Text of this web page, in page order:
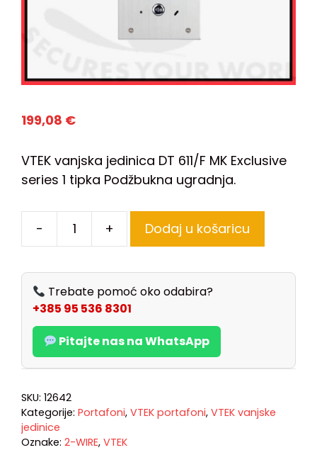
199,08 €
VTEK vanjska jedinica DT 611/F MK Exclusive
series 1 tipka Podžbukna ugradnja.
- + Dodaj u košaricu
Trebate pomoć oko odabira?
+385 95 536 8301
Pitajte nas na WhatsApp
SKU: 12642
Kategorije: Portafoni, VTEK portafoni, VTEK vanjske
jedinice
Oznake: 2-WIRE, VTEK